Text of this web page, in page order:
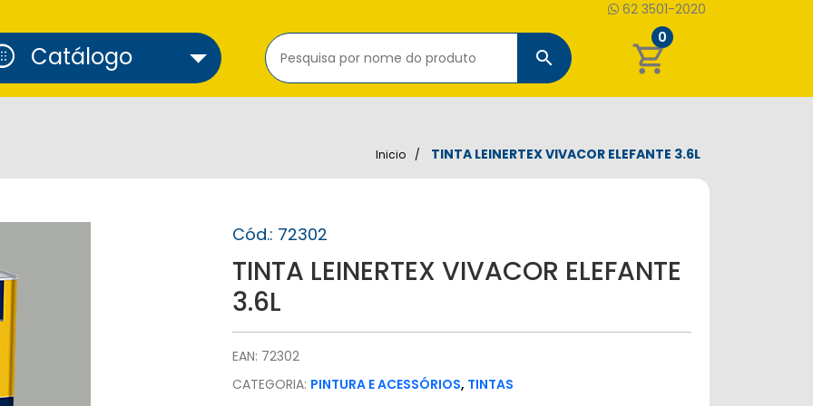
62 3501-2020
Catálogo search shopping_cart
0
Inicio TINTA LEINERTEX VIVACOR ELEFANTE 3.6L
Cód.: 72302
TINTA LEINERTEX VIVACOR ELEFANTE
3.6L
EAN: 72302
CATEGORIA: PINTURA E ACESSÓRIOS, TINTAS